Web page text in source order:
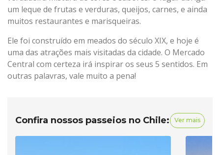
um leque de frutas e verduras, queijos, carnes, e ainda
muitos restaurantes e marisqueiras.
Ele foi construído em meados do século XIX, e hoje é
uma das atrações mais visitadas da cidade. O Mercado
Central com certeza irá inspirar os seus 5 sentidos. Em
outras palavras, vale muito a pena!
Confira nossos passeios no Chile: Ver mais